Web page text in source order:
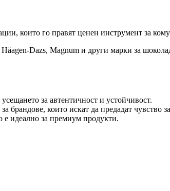
които го правят ценен инструмент за
Dazs, Magnum и други марки за
за автентичност и устойчивост.
които искат да предадат чувство
е идеално за премиум продукти.